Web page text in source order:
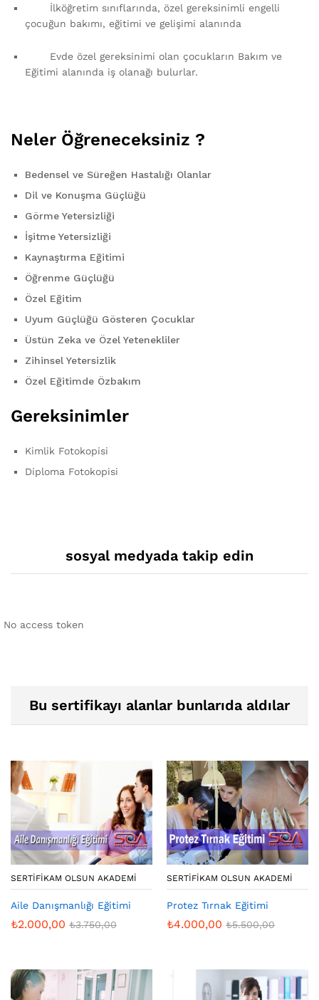
İlköğretim sınıflarında, özel gereksinimli engelli
çocuğun bakımı, eğitimi ve gelişimi alanında
Evde özel gereksinimi olan çocukların Bakım ve
Eğitimi alanında iş olanağı bulurlar.
Neler Öğreneceksiniz ?
Bedensel ve Süreğen Hastalığı Olanlar
Dil ve Konuşma Güçlüğü
Görme Yetersizliği
İşitme Yetersizliği
Kaynaştırma Eğitimi
Öğrenme Güçlüğü
Özel Eğitim
Uyum Güçlüğü Gösteren Çocuklar
Üstün Zeka ve Özel Yetenekliler
Zihinsel Yetersizlik
Özel Eğitimde Özbakım
Gereksinimler
Kimlik Fotokopisi
Diploma Fotokopisi
sosyal medyada takip edin
No access token
Bu sertifikayı alanlar bunlarıda aldılar
SERTIFIKAM OLSUN AKADEMI
Aile Danışmanlığı Eğitimi
₺2.000,00 ₺3.750,00
SERTIFIKAM OLSUN AKADEMI
Protez Tırnak Eğitimi
₺4.000,00 ₺5.500,00